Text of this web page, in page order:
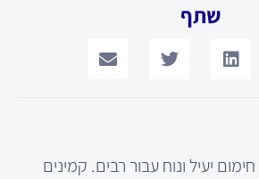
שתף
יעיל ונוח עבור רבים. קמינים